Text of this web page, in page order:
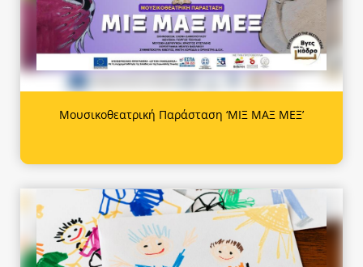
Μουσικοθεατρική Παράσταση ‘ΜΙΞ ΜΑΞ ΜΕΞ’